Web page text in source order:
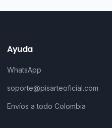
Ayuda
WhatsApp
soporte@pisarteoficial.com
Envíos a todo Colombia